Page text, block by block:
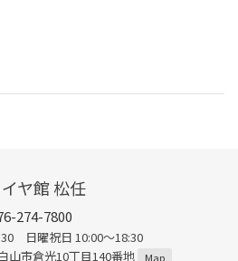
ヤ館 松任
274-7800
日曜祝日 10:00～18:30
山市倉光10丁目140番地
Map